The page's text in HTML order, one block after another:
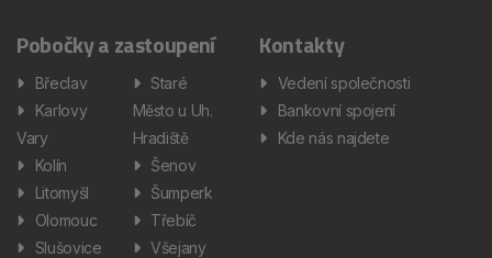
Pobočky a zastoupení
Břeclav
Karlovy
Vary
Kolín
Litomyšl
Olomouc
Slušovice
Staré
Město u Uh.
Hradiště
Šenov
Šumperk
Třebíč
Všejany
Kontakty
Vedení společnosti
Bankovní spojení
Kde nás najdete